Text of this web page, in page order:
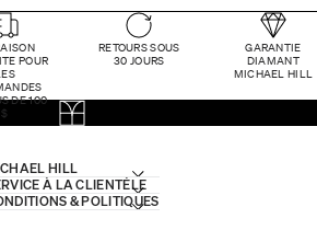
POUR
DE 100
$
RETOURS SOUS
30 JOURS
GARANTIE
DIAMANT
MICHAEL HILL
HILL
À LA CLIENTÈLE
& POLITIQUES